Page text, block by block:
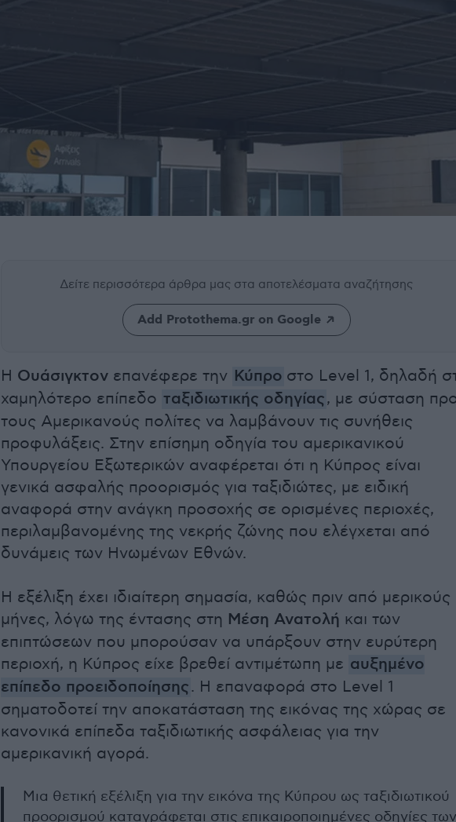
Δείτε περισσότερα άρθρα μας στα αποτελέσματα αναζήτησης
Add Protothema.gr on Google
Η Ουάσιγκτον επανέφερε την Κύπρο στο Level 1, δηλαδή
χαμηλότερο επίπεδο ταξιδιωτικής οδηγίας, με σύσταση
τους Αμερικανούς πολίτες να λαμβάνουν τις συνήθεις
προφυλάξεις. Στην επίσημη οδηγία του αμερικανικού
Υπουργείου Εξωτερικών αναφέρεται ότι η Κύπρος είναι
γενικά ασφαλής προορισμός για ταξιδιώτες, με ειδική
αναφορά στην ανάγκη προσοχής σε ορισμένες περιοχές,
περιλαμβανομένης της νεκρής ζώνης που ελέγχεται από
δυνάμεις των Ηνωμένων Εθνών.
Η εξέλιξη έχει ιδιαίτερη σημασία, καθώς πριν από μερικούς
μήνες, λόγω της έντασης στη Μέση Ανατολή και των
επιπτώσεων που μπορούσαν να υπάρξουν στην ευρύτερη
περιοχή, η Κύπρος είχε βρεθεί αντιμέτωπη με αυξημένο
επίπεδο προειδοποίησης. Η επαναφορά στο Level 1
σηματοδοτεί την αποκατάσταση της εικόνας της χώρας σε
κανονικά επίπεδα ταξιδιωτικής ασφάλειας για την
αμερικανική αγορά.
Μια θετική εξέλιξη για την εικόνα της Κύπρου ως ταξιδιωτικού
προορισμού καταγράφεται στις επικαιροποιημένες οδηγίες των